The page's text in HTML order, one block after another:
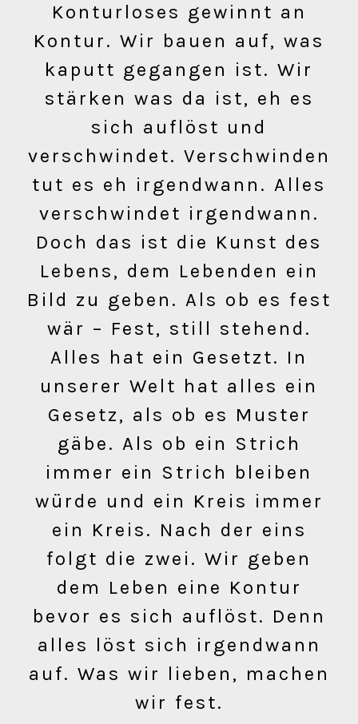
Konturloses gewinnt an
Kontur. Wir bauen auf, was
kaputt gegangen ist. Wir
stärken was da ist, eh es
sich auflöst und
verschwindet. Verschwinden
tut es eh irgendwann. Alles
verschwindet irgendwann.
Doch das ist die Kunst des
Lebens, dem Lebenden ein
Bild zu geben. Als ob es fest
wär – Fest, still stehend.
Alles hat ein Gesetzt. In
unserer Welt hat alles ein
Gesetz, als ob es Muster
gäbe. Als ob ein Strich
immer ein Strich bleiben
würde und ein Kreis immer
ein Kreis. Nach der eins
folgt die zwei. Wir geben
dem Leben eine Kontur
bevor es sich auflöst. Denn
alles löst sich irgendwann
auf. Was wir lieben, machen
wir fest.